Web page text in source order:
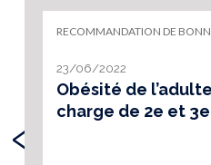
RECOMMANDATION DE
23/06/2022
Obésité de
charge de 2e et
‹